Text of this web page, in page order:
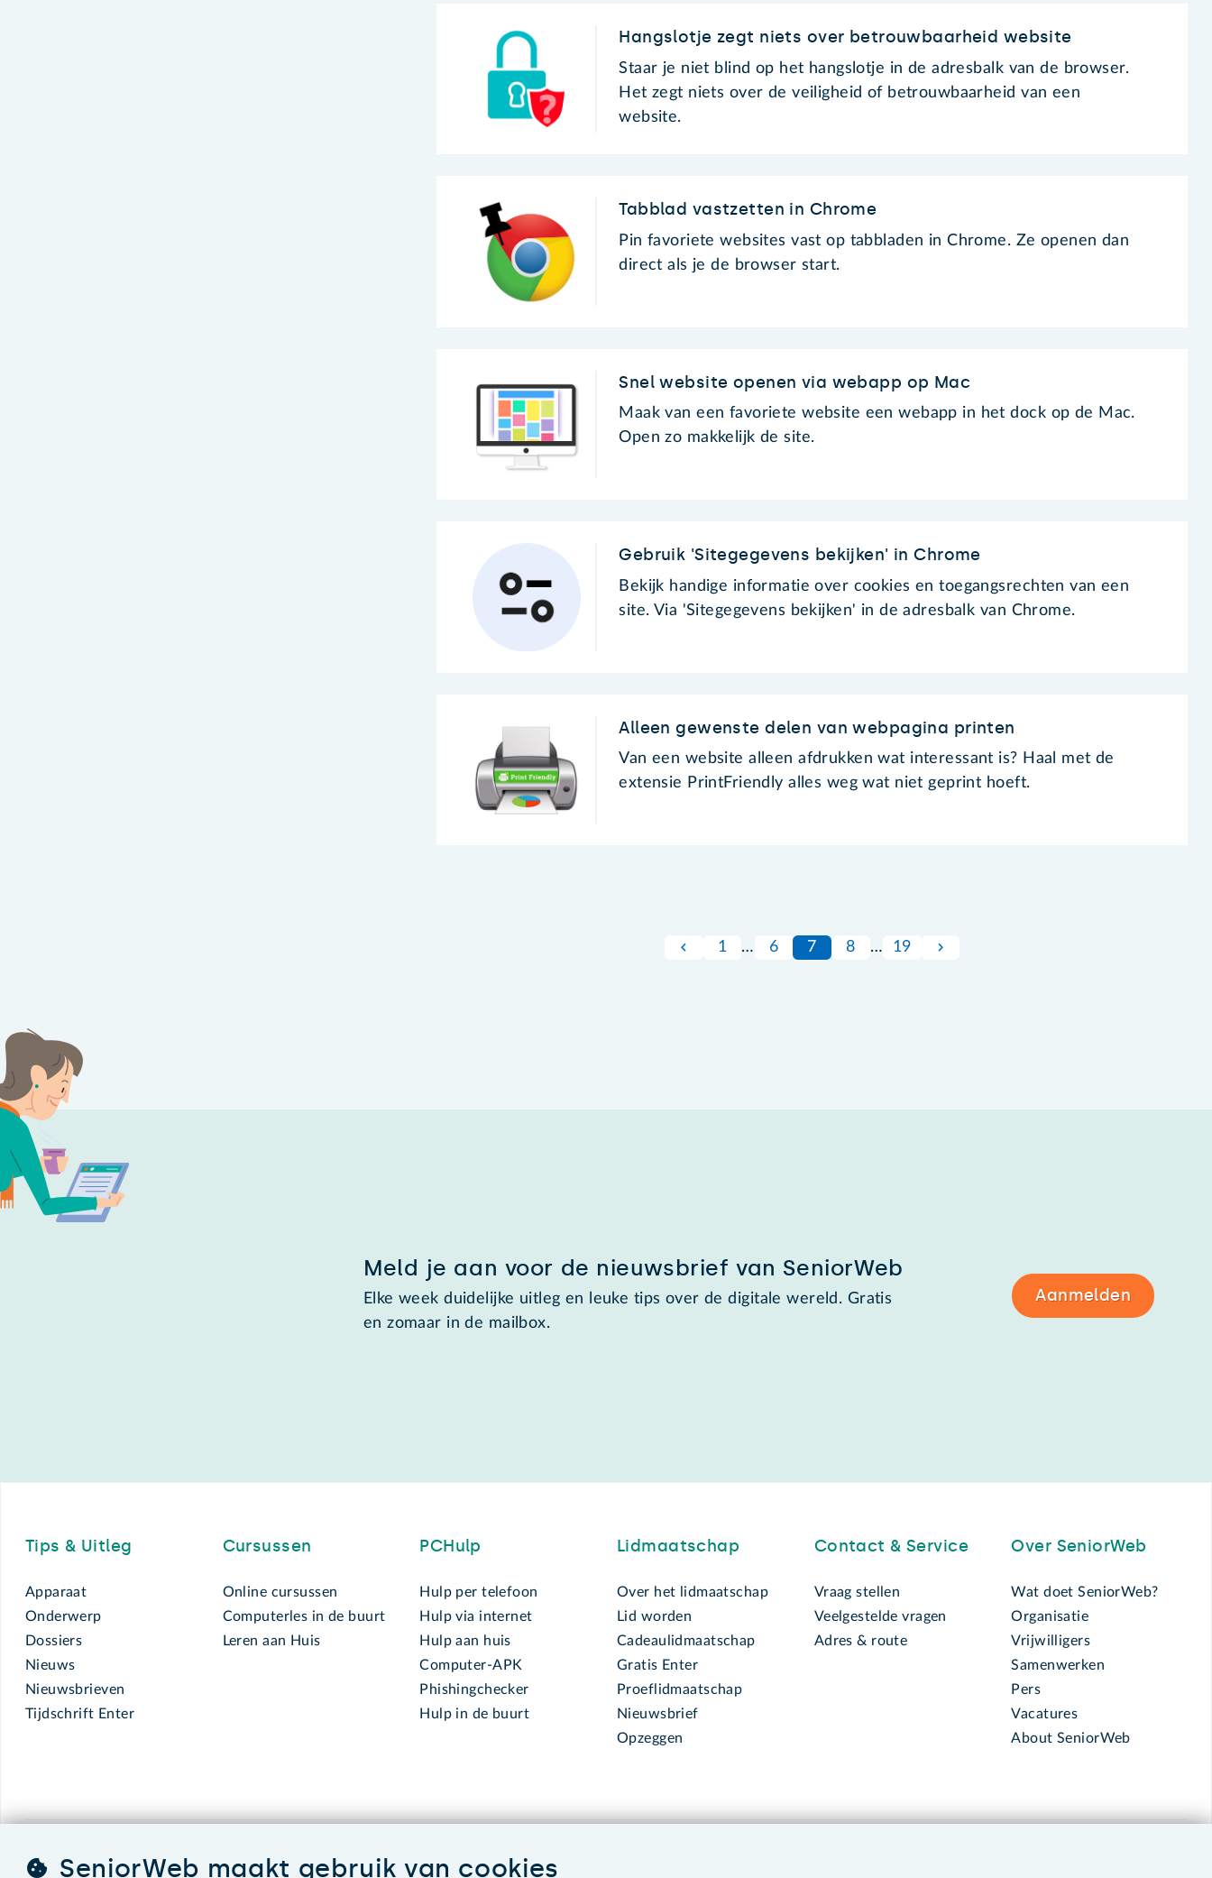
Hangslotje zegt niets over betrouwbaarheid website
Staar je niet blind op het hangslotje in de adresbalk van de browser.
Het zegt niets over de veiligheid of betrouwbaarheid van een
website.
Tabblad vastzetten in Chrome
Pin favoriete websites vast op tabbladen in Chrome. Ze openen dan
direct als je de browser start.
Snel website openen via webapp op Mac
Maak van een favoriete website een webapp in het dock op de Mac.
Open zo makkelijk de site.
Gebruik 'Sitegegevens bekijken' in Chrome
Bekijk handige informatie over cookies en toegangsrechten van een
site. Via 'Sitegegevens bekijken' in de adresbalk van Chrome.
Alleen gewenste delen van webpagina printen
Van een website alleen afdrukken wat interessant is? Haal met de
extensie PrintFriendly alles weg wat niet geprint hoeft.
1 … 6 7 8 … 19
Meld je aan voor de nieuwsbrief van SeniorWeb
Elke week duidelijke uitleg en leuke tips over de digitale wereld. Gratis
en zomaar in de mailbox.
Aanmelden
Tips & Uitleg
Apparaat
Onderwerp
Dossiers
Nieuws
Nieuwsbrieven
Tijdschrift Enter
Cursussen
Online cursussen
Computerles in de buurt
Leren aan Huis
PCHulp
Hulp per telefoon
Hulp via internet
Hulp aan huis
Computer-APK
Phishingchecker
Hulp in de buurt
Lidmaatschap
Over het lidmaatschap
Lid worden
Cadeaulidmaatschap
Gratis Enter
Proeflidmaatschap
Nieuwsbrief
Opzeggen
Contact & Service
Vraag stellen
Veelgestelde vragen
Adres & route
Over SeniorWeb
Wat doet SeniorWeb?
Organisatie
Vrijwilligers
Samenwerken
Pers
Vacatures
About SeniorWeb
SeniorWeb.De computerhulp voor u.
SeniorWeb maakt gebruik van cookies